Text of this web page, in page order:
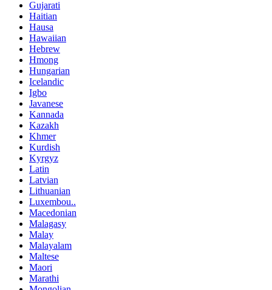
Gujarati
Haitian
Hausa
Hawaiian
Hebrew
Hmong
Hungarian
Icelandic
Igbo
Javanese
Kannada
Kazakh
Khmer
Kurdish
Kyrgyz
Latin
Latvian
Lithuanian
Luxembou..
Macedonian
Malagasy
Malay
Malayalam
Maltese
Maori
Marathi